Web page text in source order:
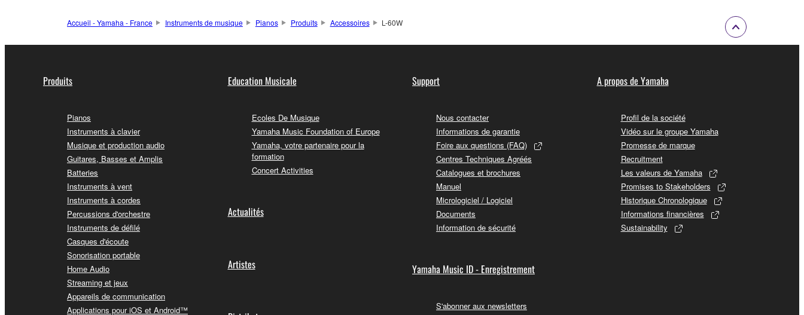
Accueil - Yamaha - France Instruments de musique Pianos Produits Accessoires L-60W
Produits
Pianos
Instruments à clavier
Musique et production audio
Guitares, Basses et Amplis
Batteries
Instruments à vent
Instruments à cordes
Percussions d'orchestre
Instruments de défilé
Casques d'écoute
Sonorisation portable
Home Audio
Streaming et jeux
Appareils de communication
Applications pour iOS et Android™
Education Musicale
Ecoles De Musique
Yamaha Music Foundation of Europe
Yamaha, votre partenaire pour la
formation
Concert Activities
Actualités
Artistes
Support
Nous contacter
Informations de garantie
Foire aux questions (FAQ)
Centres Techniques Agréés
Catalogues et brochures
Manuel
Micrologiciel / Logiciel
Documents
Information de sécurité
Yamaha Music ID - Enregistrement
S'abonner aux newsletters
A propos de Yamaha
Profil de la société
Vidéo sur le groupe Yamaha
Promesse de marque
Recruitment
Les valeurs de Yamaha
Promises to Stakeholders
Historique Chronologique
Informations financières
Sustainability